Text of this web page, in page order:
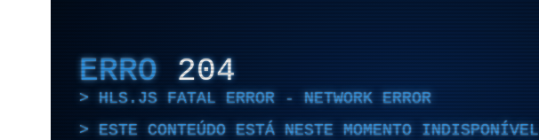
ERRO 204
HLS.JS FATAL ERROR - NETWORK ERROR
ESTE CONTEÚDO ESTÁ NESTE MOMENTO INDISPONÍVEL